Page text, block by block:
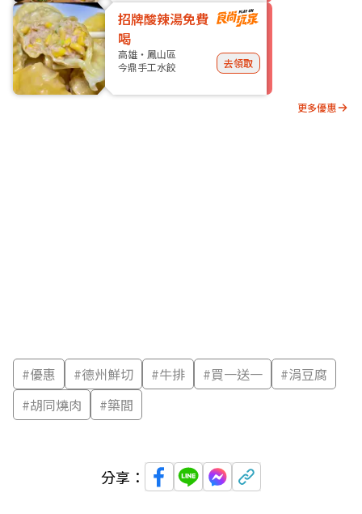
招牌酸辣湯免費
喝
高雄・鳳山區
今鼎手工水餃
去領取
更多優惠
#優惠 #德州鮮切 #牛排 #買一送一 #涓豆腐
#胡同燒肉 #築間
分享：